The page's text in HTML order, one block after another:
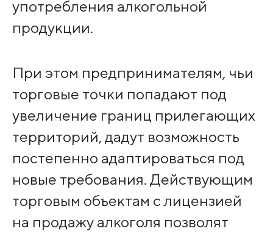
употребления алкогольной
продукции.
При этом предпринимателям, чьи
торговые точки попадают под
увеличение границ прилегающих
территорий, дадут возможность
постепенно адаптироваться под
новые требования. Действующим
торговым объектам с лицензией
на продажу алкоголя позволят